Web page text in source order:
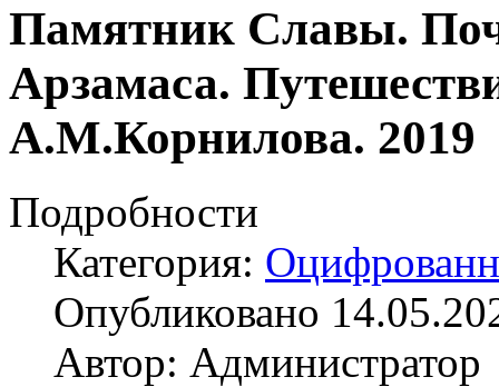
Памятник Славы.
Арзамаса.
А.М.Корнилова. 2019
Подробности
Категория:
Опубликовано
Автор: Администратор